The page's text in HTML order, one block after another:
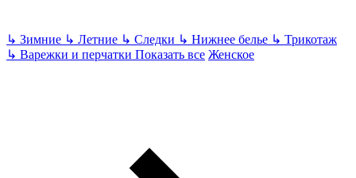
↳ Зимние ↳ Летние ↳ Следки ↳ Нижнее белье ↳ Трикотаж
↳ Варежки и перчатки Показать все Женское